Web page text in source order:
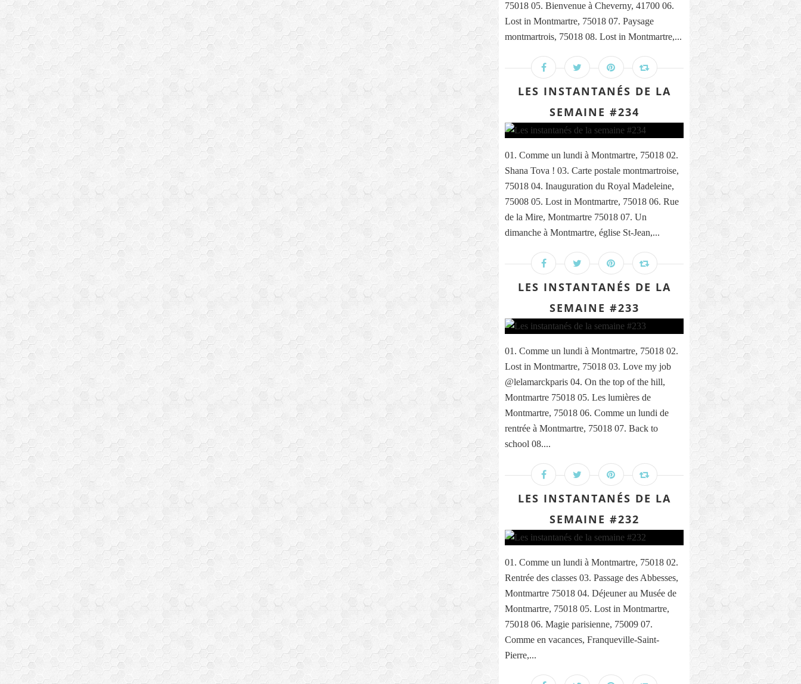
75018 05. Bienvenue à Cheverny, 41700 06.
Lost in Montmartre, 75018 07. Paysage
montmartrois, 75018 08. Lost in Montmartre,...
LES INSTANTANÉS DE LA
SEMAINE #234
01. Comme un lundi à Montmartre, 75018 02.
Shana Tova ! 03. Carte postale montmartroise,
75018 04. Inauguration du Royal Madeleine,
75008 05. Lost in Montmartre, 75018 06. Rue
de la Mire, Montmartre 75018 07. Un
dimanche à Montmartre, église St-Jean,...
LES INSTANTANÉS DE LA
SEMAINE #233
01. Comme un lundi à Montmartre, 75018 02.
Lost in Montmartre, 75018 03. Love my job
@lelamarckparis 04. On the top of the hill,
Montmartre 75018 05. Les lumières de
Montmartre, 75018 06. Comme un lundi de
rentrée à Montmartre, 75018 07. Back to
school 08....
LES INSTANTANÉS DE LA
SEMAINE #232
01. Comme un lundi à Montmartre, 75018 02.
Rentrée des classes 03. Passage des Abbesses,
Montmartre 75018 04. Déjeuner au Musée de
Montmartre, 75018 05. Lost in Montmartre,
75018 06. Magie parisienne, 75009 07.
Comme en vacances, Franqueville-Saint-
Pierre,...